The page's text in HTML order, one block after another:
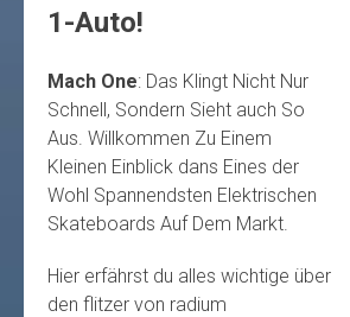
1-Auto!
Mach One: Das Klingt Nicht Nur
Schnell, Sondern Sieht auch So
Aus. Willkommen Zu Einem
Kleinen Einblick dans Eines der
Wohl Spannendsten Elektrischen
Skateboards Auf Dem Markt.
Hier erfährst du alles wichtige über
den flitzer von radium